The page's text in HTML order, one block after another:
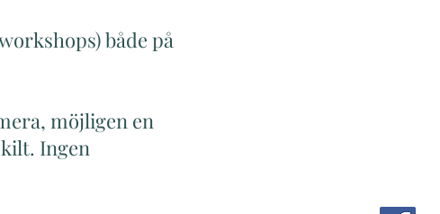
både på
möjligen en
Ingen